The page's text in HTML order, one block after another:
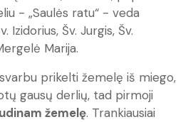
- „Saulės ratu“ - veda
Izidorius, Šv. Jurgis, Šv.
Marija.
prikelti žemelę iš miego,
gausų derlių, tad pirmoji
žemelę. Trankiausiai